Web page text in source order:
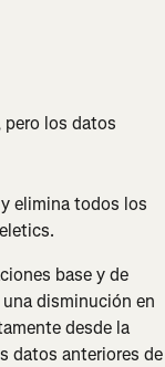
los datos
elimina todos los
base y de
disminución en
desde la
datos anteriores de